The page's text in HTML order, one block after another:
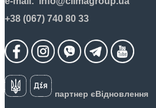
+38 (067) 740 80 33
партнер єВідновлення